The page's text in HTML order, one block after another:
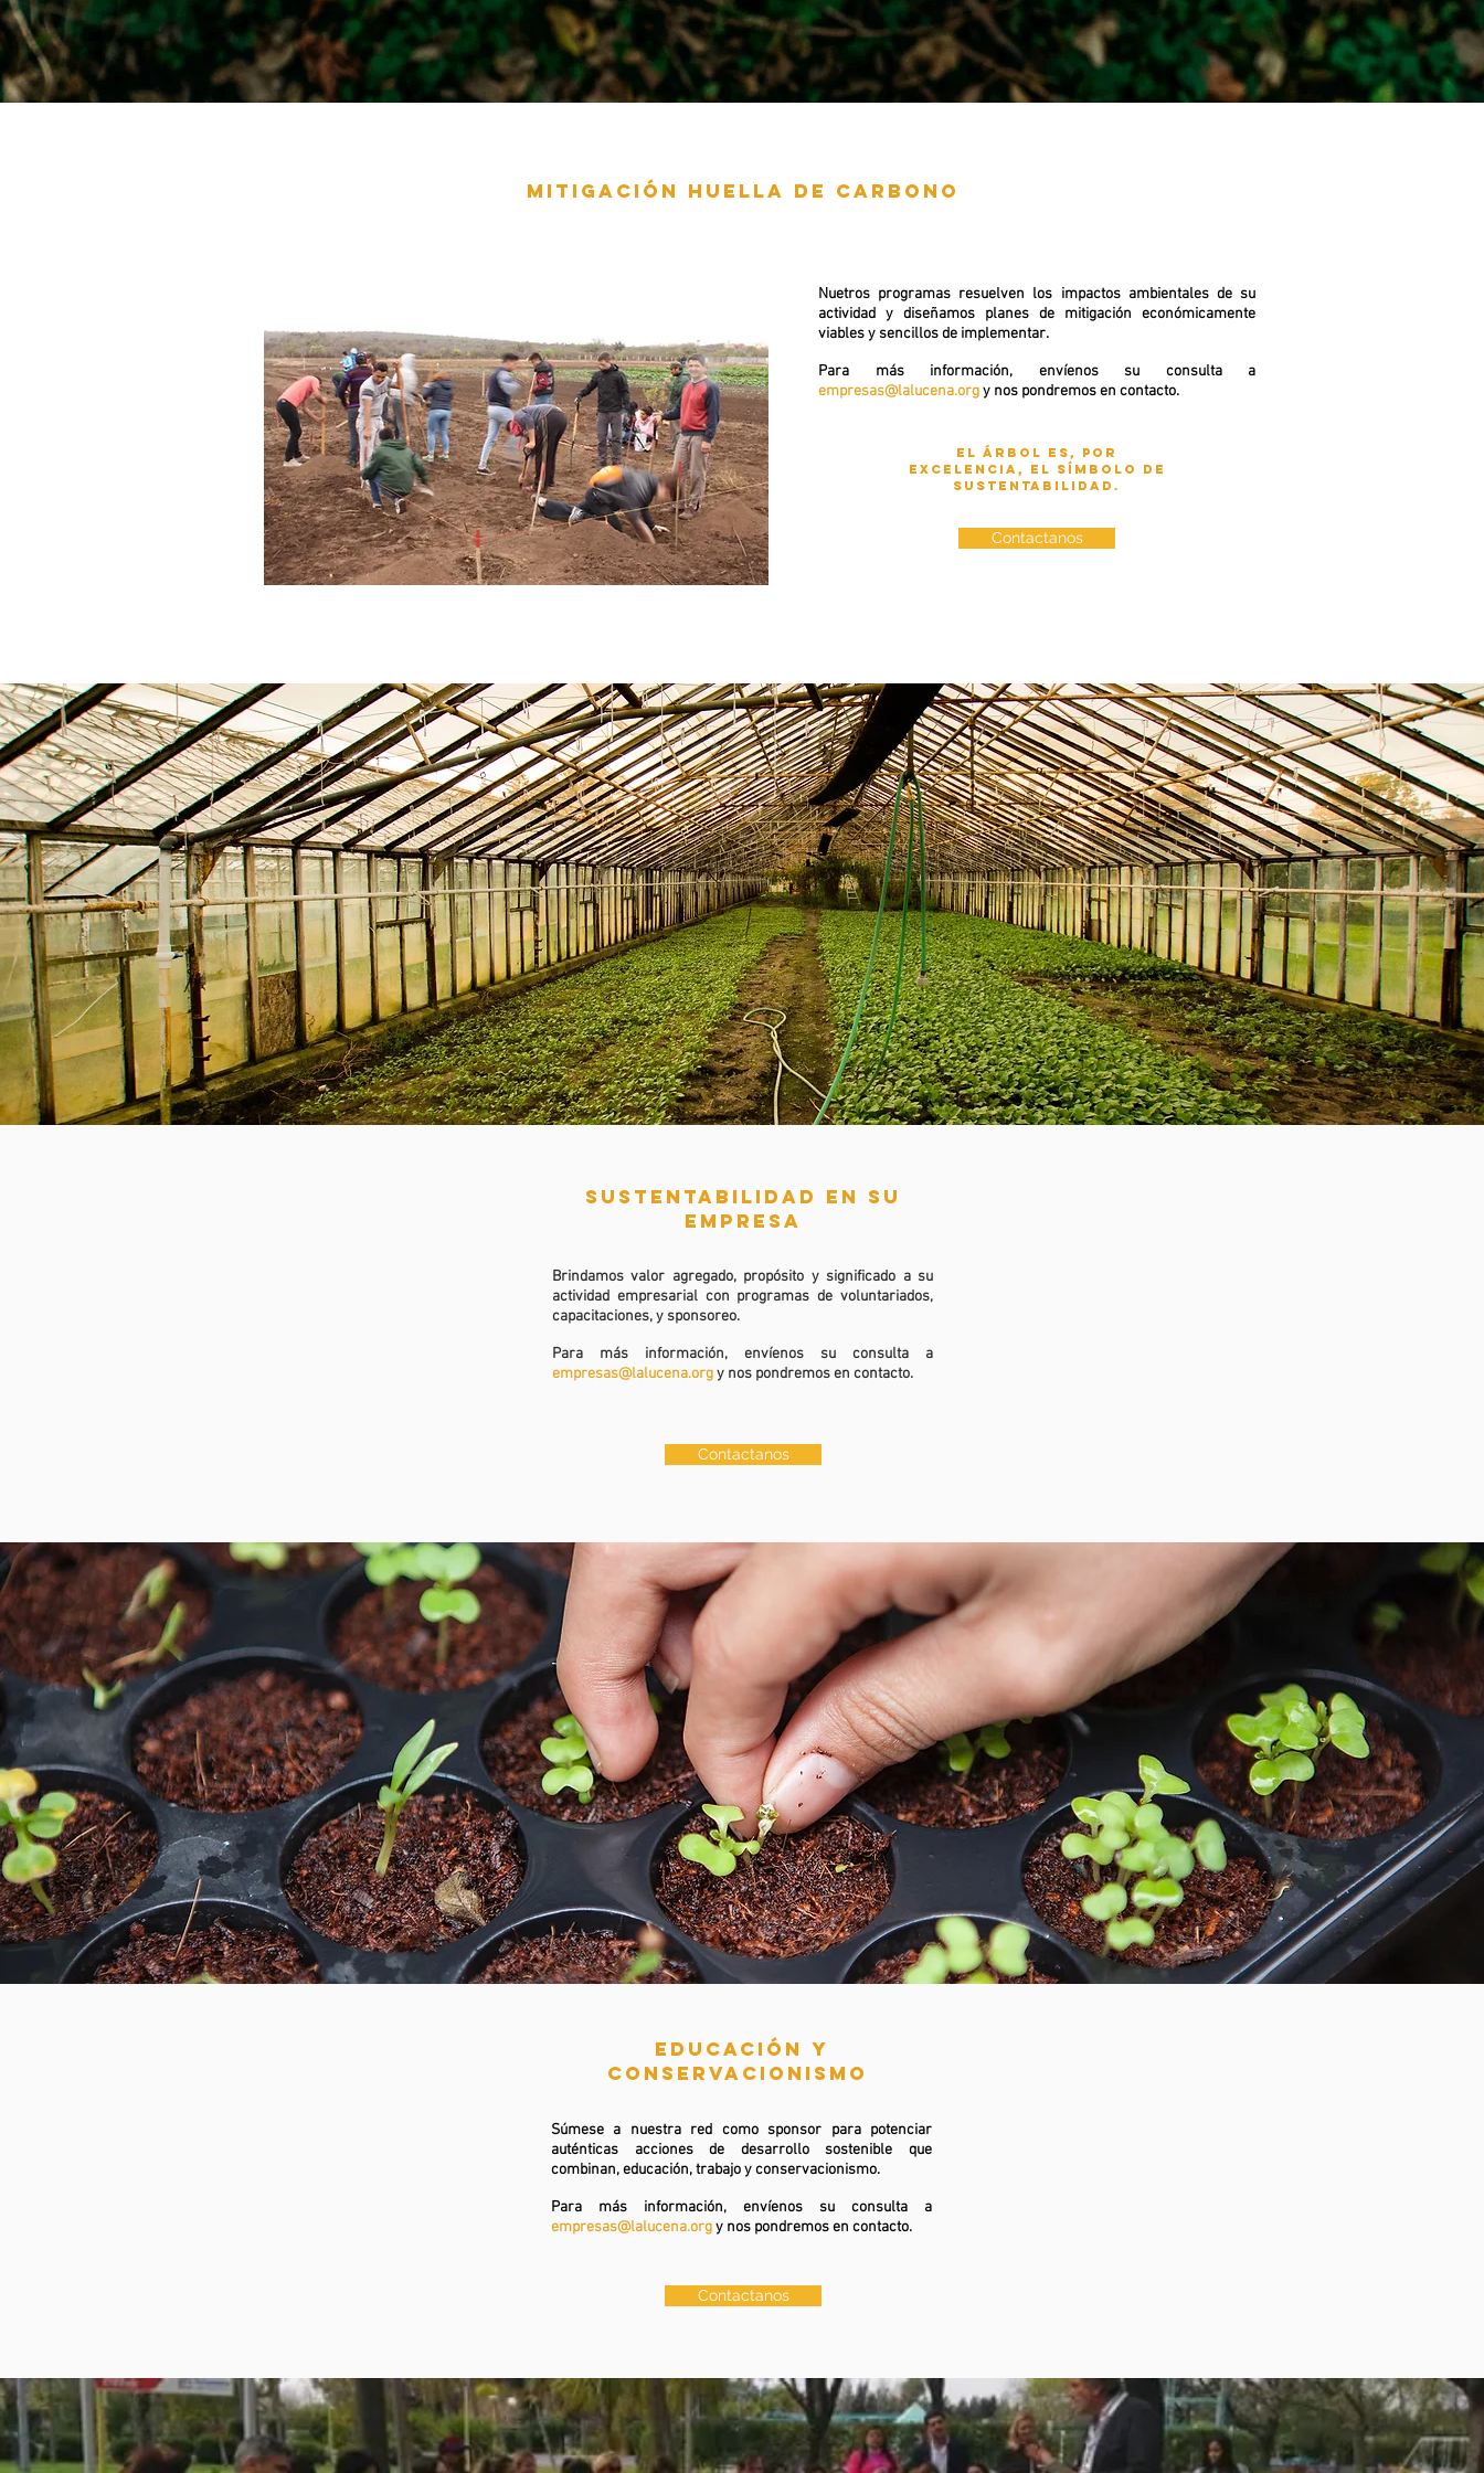
MITIGACIÓN HUELLA DE CARBONO
Nuetros programas resuelven los impactos ambientales de su
actividad y diseñamos planes de mitigación económicamente
viables y sencillos de implementar.
Para más información, envíenos su consulta a
empresas@lalucena.orgy nos pondremos en contacto.
El árbol es, por
excelencia, el símbolo de
sustentabilidad.
Contactanos
SUSTENTABILIDAD EN SU
EMPRESA
Brindamos valor agregado, propósito y significado a su
actividad empresarial con programas de voluntariados,
capacitaciones, y sponsoreo.
Para más información, envíenos su consulta a
empresas@lalucena.orgy nos pondremos en contacto.
Contactanos
EDUCACIÓN Y
CONSERVACIONISMO
Súmese a nuestra red como sponsor para potenciar
auténticas acciones de desarrollo sostenible que
combinan, educación, trabajo y conservacionismo.
Para más información, envíenos su consulta a
empresas@lalucena.orgy nos pondremos en contacto.
Contactanos